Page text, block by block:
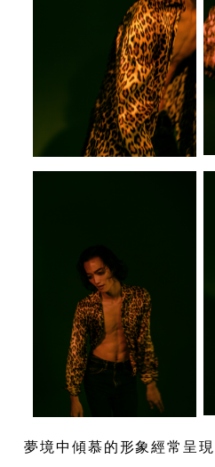
夢境中傾慕的形象經常呈